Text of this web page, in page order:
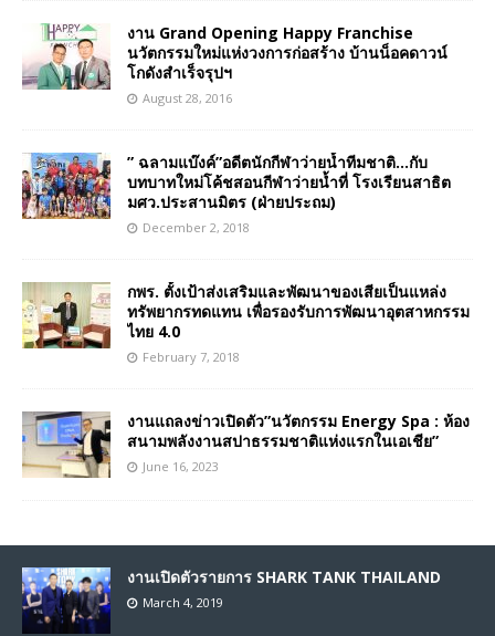
งาน Grand Opening Happy Franchise
นวัตกรรมใหม่แห่งวงการก่อสร้าง บ้านน็อคดาวน์
โกดังสำเร็จรุปฯ
August 28, 2016
” ฉลามแบ๊งค์”อดีตนักกีฬาว่ายน้ำทีมชาติ…กับ
บทบาทใหม่โค้ชสอนกีฬาว่ายน้ำที่ โรงเรียนสาธิต
มศว.ประสานมิตร (ฝ่ายประถม)
December 2, 2018
กพร. ตั้งเป้าส่งเสริมและพัฒนาของเสียเป็นแหล่ง
ทรัพยากรทดแทน เพื่อรองรับการพัฒนาอุตสาหกรรม
ไทย 4.0
February 7, 2018
งานแถลงข่าวเปิดตัว”นวัตกรรม Energy Spa : ห้อง
สนามพลังงานสปาธรรมชาติแห่งแรกในเอเชีย”
June 16, 2023
งานเปิดตัวรายการ SHARK TANK THAILAND
March 4, 2019